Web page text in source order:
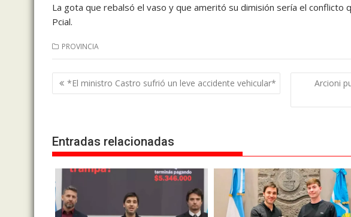
La gota que rebalsó el vaso y que ameritó su dimisión sería el conflicto
Pcial.
PROVINCIA
Navegación
de
*El ministro Castro sufrió un leve accidente vehicular*
Arcioni
Entradas relacionadas